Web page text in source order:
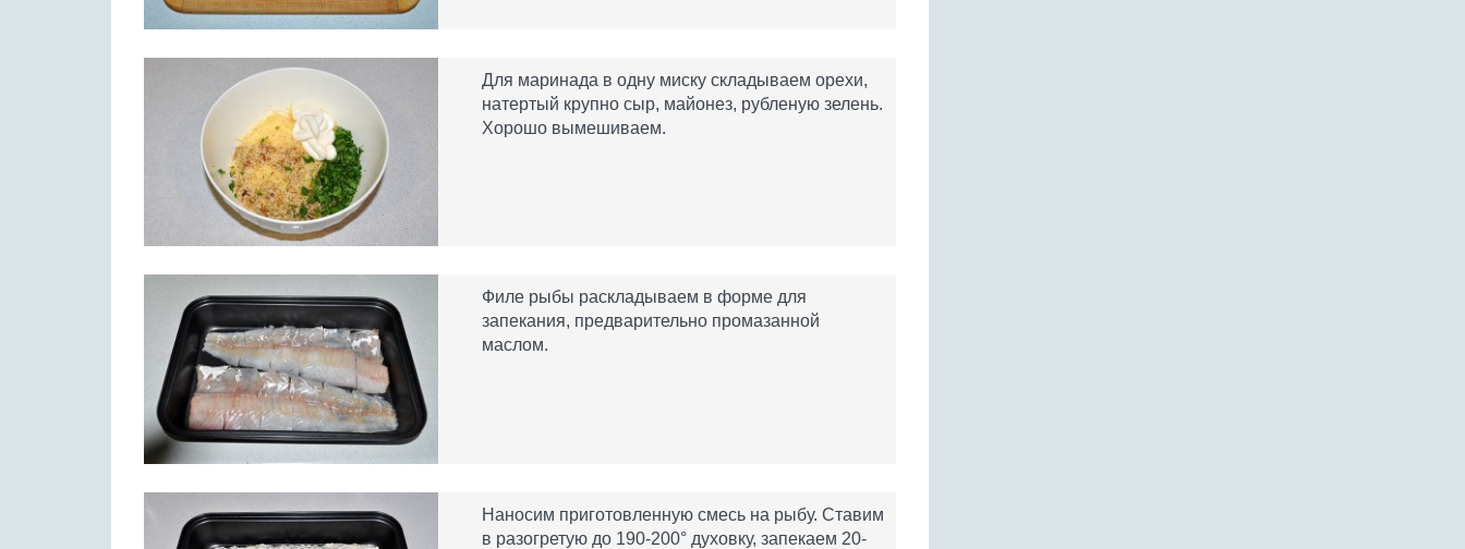
Для маринада в одну миску складываем орехи,
натертый крупно сыр, майонез, рубленую зелень.
Хорошо вымешиваем.
Филе рыбы раскладываем в форме для
запекания, предварительно промазанной
маслом.
Наносим приготовленную смесь на рыбу. Ставим
в разогретую до 190-200° духовку, запекаем 20-